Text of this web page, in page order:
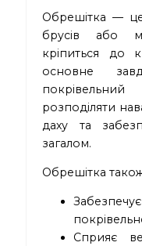
Обрешітка — це
брусів або
кріпиться до
основне
розподіляти
даху та
загалом.
Обрешітка
Сприяє